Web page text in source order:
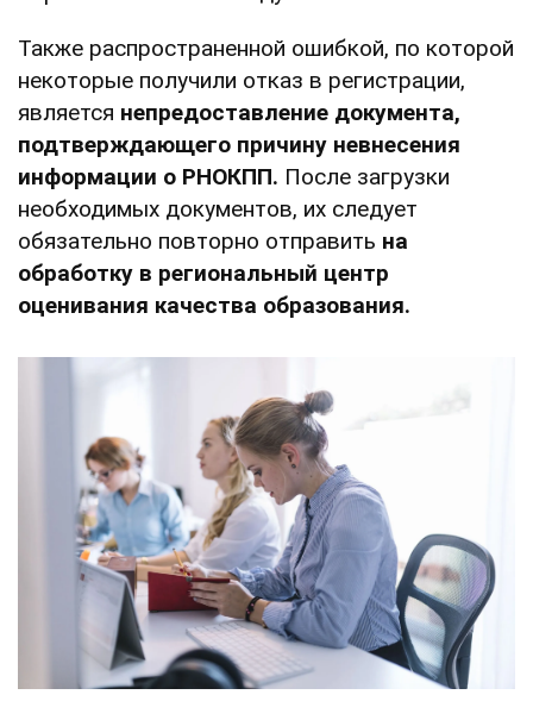
Также распространенной ошибкой, по которой
некоторые получили отказ в регистрации,
является непредоставление документа,
подтверждающего причину невнесения
информации о РНОКПП. После загрузки
необходимых документов, их следует
обязательно повторно отправить на
обработку в региональный центр
оценивания качества образования.